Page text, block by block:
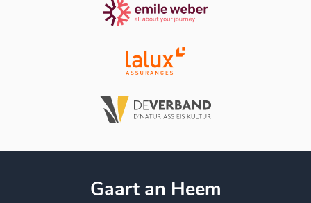
Gaart an Heem